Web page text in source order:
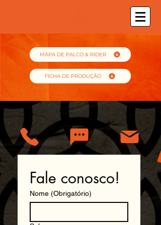
MAPA DE PALCO & RIDER
FICHA DE PRODUÇÃO
Fale conosco!
Nome (Obrigatório)